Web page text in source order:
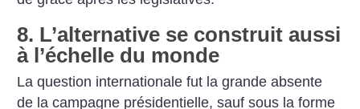
8. L’alternative se construit aussi
à l’échelle du monde
La question internationale fut la grande absente
de la campagne présidentielle, sauf sous la forme